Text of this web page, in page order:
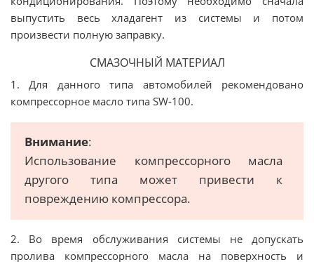
выпустить весь хладагент из системы и потом
произвести полную заправку.
СМАЗОЧНЫЙ МАТЕРИАЛ
1. Для данного типа автомобилей рекомендовано
компрессорное масло типа SW-100.
Внимание:
Использование компрессорного масла
другого типа может привести к
повреждению компрессора.
2. Во время обслуживания системы не допускать
пролива компрессорного масла на поверхность и